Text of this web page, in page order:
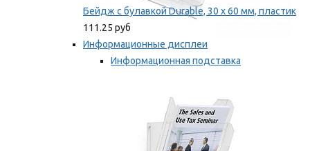
Бейдж с булавкой Durable, 30 х 60 мм, пластик
111.25 руб
Информационные дисплеи
Информационная подставка